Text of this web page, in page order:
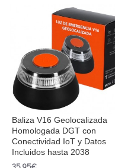
Baliza V16 Geolocalizada
Homologada DGT con
Conectividad IoT y Datos
Incluidos hasta 2038